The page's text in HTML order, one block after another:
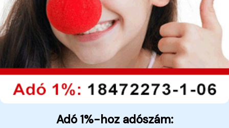
Adó 1%-hoz adószám: